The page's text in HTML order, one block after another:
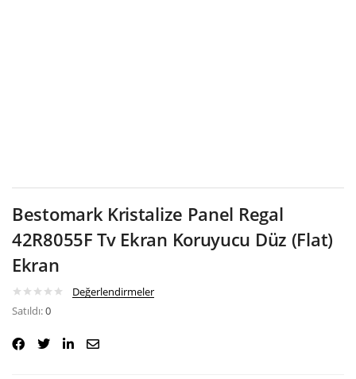
Bestomark Kristalize Panel Regal
42R8055F Tv Ekran Koruyucu Düz (Flat)
Ekran
Değerlendirmeler
Satıldı:0